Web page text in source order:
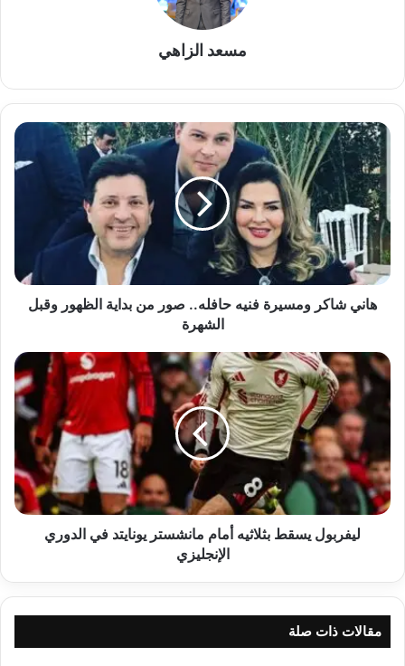
مسعد الزاهي
هاني
شاكر
ومسيرة
فنيه
حافله..
صور
من
بداية
الظهور
وقبلهاني شاكر ومسيرة فنيه حافله.. صور من بداية الظهور وقبل
الشهرة
ليفربول
يسقط
بثلاثيه
أمام
مانشستر
يونايتد
في
الدوري
الإنجليزي
ليفربول يسقط بثلاثيه أمام مانشستر يونايتد في الدوري
الإنجليزي
مقالات ذات صلة